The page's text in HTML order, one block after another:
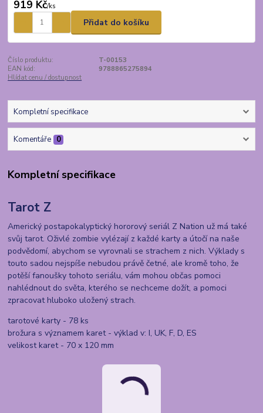
919 Kč/ks
Přidat do košíku
Číslo produktu:
T-00153
EAN kód:
9788865275894
Hlídat cenu / dostupnost
Kompletní specifikace
Komentáře 0
Kompletní specifikace
Tarot Z
Americký postapokalyptický hororový seriál Z Nation už má také
svůj tarot. Oživlé zombie vylézají z každé karty a útočí na naše
podvědomí, abychom se vyrovnali se strachem z nich. Výklady s
touto sadou nejspíše nebudou právě četné, ale kromě toho, že
potěší fanoušky tohoto seriálu, vám mohou občas pomoci
nahlédnout do světa, kterého se nechceme dožít, a pomoci
zpracovat hluboko uložený strach.
tarotové karty - 78 ks
brožura s významem karet - výklad v: I, UK, F, D, ES
velikost karet - 70 x 120 mm